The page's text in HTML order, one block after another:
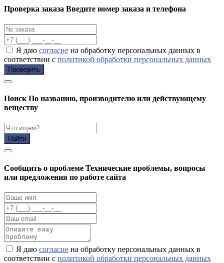
Проверка заказа Введите номер заказа и телефона
Я даю согласие на обработку персональных данных в
соответствии с политикой обработки персональных данных
Проверить
Поиск По названию, производителю или действующему
веществу
Найти
Cообщить о проблеме Технические проблемы, вопросы
или предложения по работе сайта
Я даю согласие на обработку персональных данных в
соответствии с политикой обработки персональных данных